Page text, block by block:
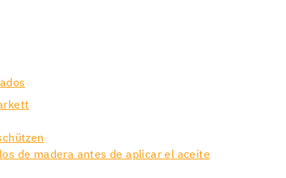
de madera antes de aplicar el aceite